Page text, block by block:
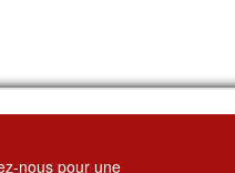
nous pour une